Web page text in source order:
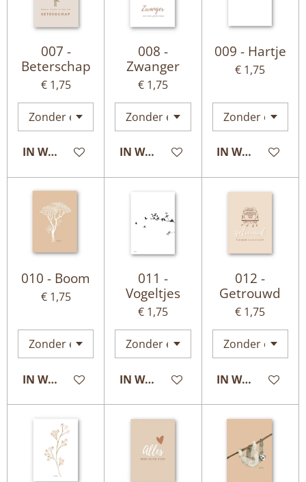
007 -
Beterschap
€ 1,75
IN WINKELWAGEN
008 -
Zwanger
€ 1,75
IN WINKELWAGEN
009 - Hartje
€ 1,75
IN
010 - Boom
€ 1,75
IN WINKELWAGEN
011 -
Vogeltjes
€ 1,75
IN WINKELWAGEN
012 -
Getrouwd
€ 1,75
IN